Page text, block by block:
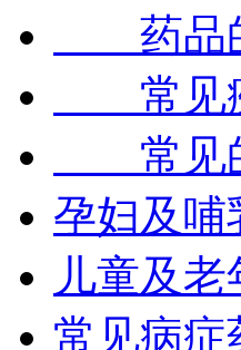
药品
常见
常见
孕妇及哺
儿童及
常见病症